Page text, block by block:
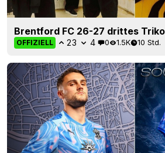
Brentford FC 26-27 drittes
OFFIZIELL 23 4 0 1.5K 10 Std.